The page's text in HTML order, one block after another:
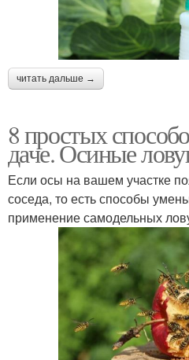
читать дальше →
8 простых
даче. Осиные
Если осы на вашем участке
соседа, то есть способы
применение самодельных